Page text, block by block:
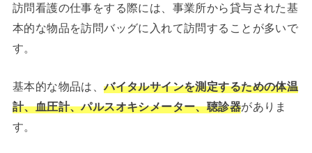
訪問看護の仕事をする際には、事業所から貸与された基
本的な物品を訪問バッグに入れて訪問することが多いで
す。
基本的な物品は、バイタルサインを測定するための体温
計、血圧計、パルスオキシメーター、聴診器がありま
す。